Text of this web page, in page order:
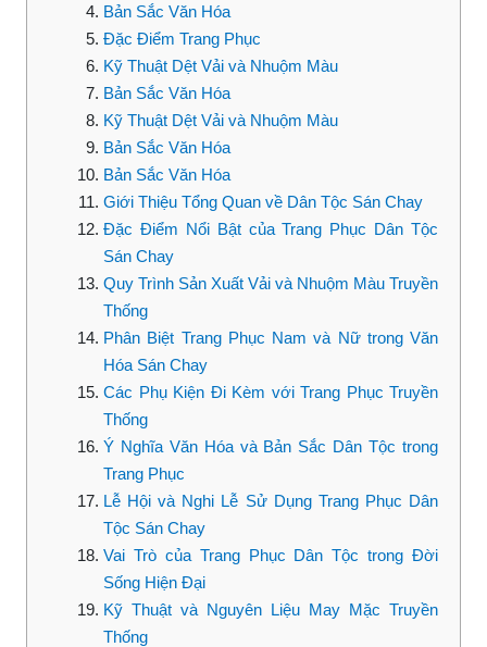
Bản Sắc Văn Hóa
Đặc Điểm Trang Phục
Kỹ Thuật Dệt Vải và Nhuộm Màu
Bản Sắc Văn Hóa
Kỹ Thuật Dệt Vải và Nhuộm Màu
Bản Sắc Văn Hóa
Bản Sắc Văn Hóa
Giới Thiệu Tổng Quan về Dân Tộc Sán Chay
Đặc Điểm Nổi Bật của Trang Phục Dân Tộc
Sán Chay
Quy Trình Sản Xuất Vải và Nhuộm Màu Truyền
Thống
Phân Biệt Trang Phục Nam và Nữ trong Văn
Hóa Sán Chay
Các Phụ Kiện Đi Kèm với Trang Phục Truyền
Thống
Ý Nghĩa Văn Hóa và Bản Sắc Dân Tộc trong
Trang Phục
Lễ Hội và Nghi Lễ Sử Dụng Trang Phục Dân
Tộc Sán Chay
Vai Trò của Trang Phục Dân Tộc trong Đời
Sống Hiện Đại
Kỹ Thuật và Nguyên Liệu May Mặc Truyền
Thống